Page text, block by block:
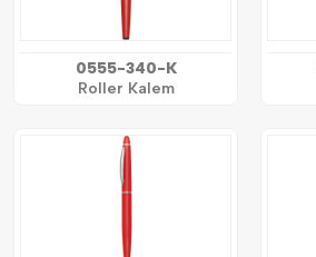
0555-340-K
Roller Kalem